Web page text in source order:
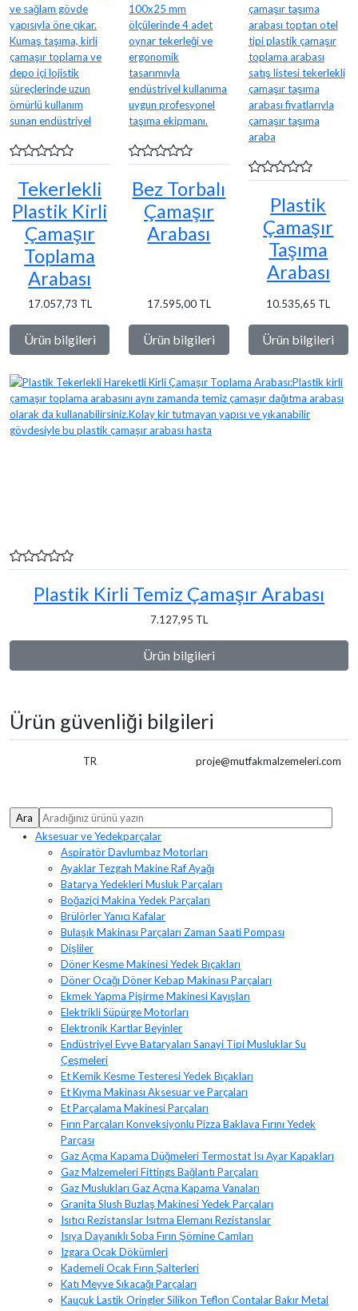
Tekerlekli
Plastik Kirli
Çamaşır
Toplama
Arabası
17.057,73 TL
Ürün bilgileri
Bez Torbalı
Çamaşır
Arabası
17.595,00 TL
Ürün bilgileri
Plastik
Çamaşır
Taşıma
Arabası
10.535,65 TL
Ürün bilgileri
Plastik Kirli Temiz Çamaşır Arabası
7.127,95 TL
Ürün bilgileri
Ürün güvenliği bilgileri
TR proje@mutfakmalzemeleri.com
Aksesuar ve Yedekparçalar
Aspiratör Davlumbaz Motorları
Ayaklar Tezgah Makine Raf Ayağı
Batarya Yedekleri Musluk Parçaları
Boğaziçi Makina Yedek Parçaları
Brülörler Yanıcı Kafalar
Bulaşık Makinası Parçaları Zaman Saati Pompası
Dişliler
Döner Kesme Makinesi Yedek Bıçakları
Döner Ocağı Döner Kebap Makinası Parçaları
Ekmek Yapma Pişirme Makinesi Kayışları
Elektrikli Süpürge Motorları
Elektronik Kartlar Beyinler
Endüstriyel Evye Bataryaları Sanayi Tipi Musluklar Su
Çeşmeleri
Et Kemik Kesme Testeresi Yedek Bıçakları
Et Kıyma Makinası Aksesuar ve Parçaları
Et Parçalama Makinesi Parçaları
Fırın Parçaları Konveksiyonlu Pizza Baklava Fırını Yedek
Parçası
Gaz Açma Kapama Düğmeleri Termostat Isı Ayar Kapakları
Gaz Malzemeleri Fittings Bağlantı Parçaları
Gaz Muslukları Gaz Açma Kapama Vanaları
Granita Slush Buzlaş Makinesi Yedek Parçaları
Isıtıcı Rezistanslar Isıtma Elemanı Rezistanslar
Isıya Dayanıklı Soba Fırın Şömine Camları
Izgara Ocak Dökümleri
Kademeli Ocak Fırın Şalterleri
Katı Meyve Sıkacağı Parçaları
Kauçuk Lastik Oringler Silikon Teflon Contalar Bakır Metal